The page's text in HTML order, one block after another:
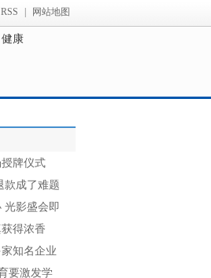
RSS 网站地图
健康
牌仪式
款成了难题
光影盛会即
得浓香
知名企业
要激发学